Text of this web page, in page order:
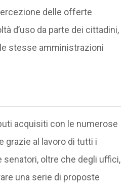
delle offerte
d’uso da parte dei cittadini,
stesse amministrazioni
acquisiti con le numerose
grazie al lavoro di tutti i
oltre che degli uffici,
una serie di proposte